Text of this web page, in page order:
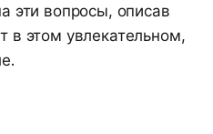
эти вопросы, описав
в этом увлекательном,